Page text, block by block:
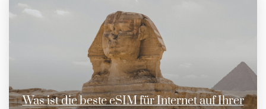
Was ist die beste eSIM für Internet auf Ihrer